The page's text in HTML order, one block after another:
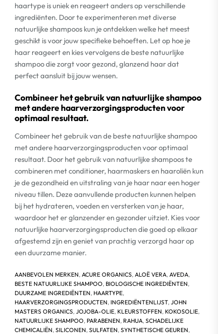
haartype is uniek en reageert anders op verschillende
ingrediënten. Door te experimenteren met diverse
natuurlijke shampoos kun je ontdekken welke het meest
geschikt is voor jouw specifieke behoeften. Let op hoe je
haar reageert en kies vervolgens de beste natuurlijke
shampoo die zorgt voor gezond, glanzend haar dat
perfect aansluit bij jouw wensen.
Combineer het gebruik van natuurlijke shampoo
met andere haarverzorgingsproducten voor
optimaal resultaat.
Combineer het gebruik van de beste natuurlijke shampoo
met andere haarverzorgingsproducten voor optimaal
resultaat. Door het gebruik van natuurlijke shampoos te
combineren met conditioner, haarmaskers en haaroliën kun
je de gezondheid en uitstraling van je haar naar een hoger
niveau tillen. Deze aanvullende producten kunnen helpen
bij het hydrateren, voeden en versterken van je haar,
waardoor het er glanzender en gezonder uitziet. Kies voor
natuurlijke haarverzorgingsproducten die goed op elkaar
afgestemd zijn en geniet van prachtig verzorgd haar op
een duurzame manier.
AANBEVOLEN MERKEN, ACURE ORGANICS, ALOË VERA, AVEDA,
BESTE NATUURLIJKE SHAMPOO, BIOLOGISCHE INGREDIËNTEN,
DUURZAME INGREDIËNTEN, HAARTYPE,
HAARVERZORGINGSPRODUCTEN, INGREDIËNTENLIJST, JOHN
MASTERS ORGANICS, JOJOBA-OLIE, KLEURSTOFFEN, KOKOSOLIE,
NATUURLIJKE SHAMPOO, PARABENEN, RAHUA, SCHADELIJKE
CHEMICALIËN, SILICONEN, SULFATEN, SYNTHETISCHE GEUREN,